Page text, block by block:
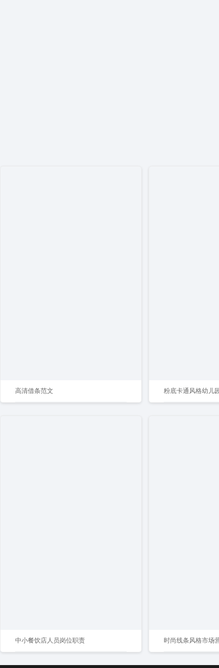
高清借条范文 粉底卡通风格幼儿
中小餐饮店人员岗位职责